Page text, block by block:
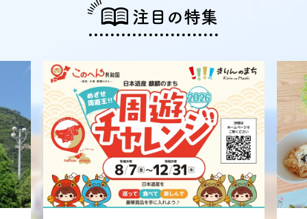
注目の特集